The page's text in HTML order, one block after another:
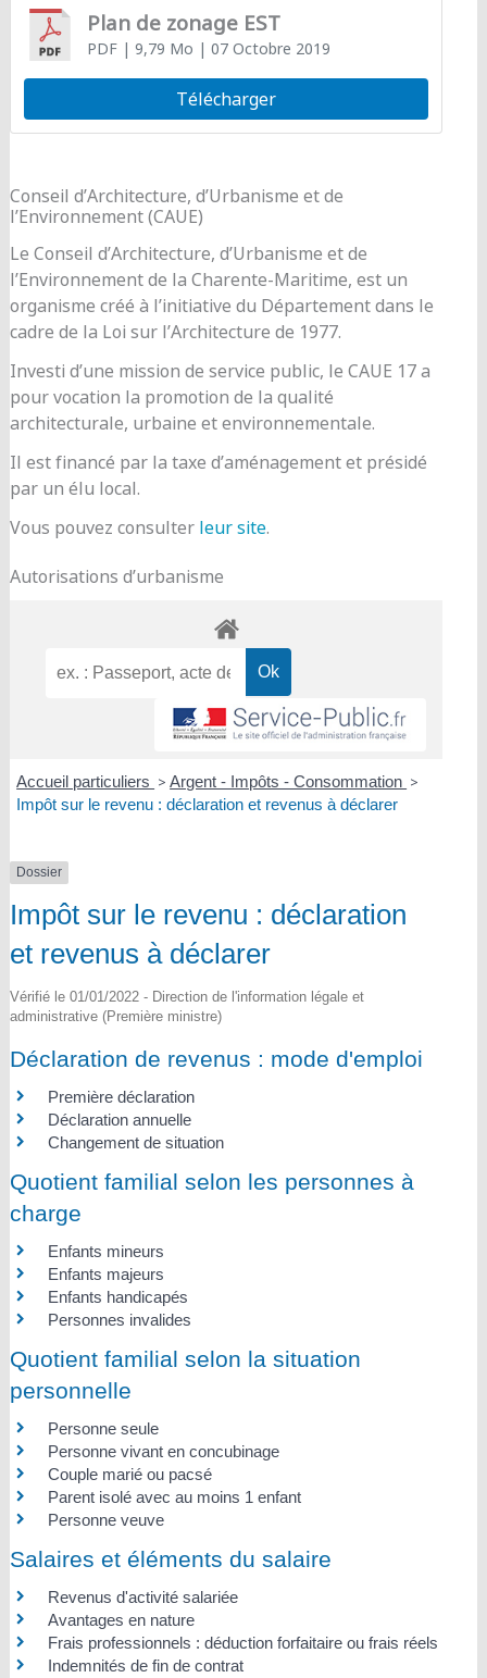
Plan de zonage EST
PDF| 9,79 Mo | 07 Octobre 2019
Télécharger
Conseil d’Architecture, d’Urbanisme et de
l’Environnement (CAUE)
Le Conseil d’Architecture, d’Urbanisme et de
l’Environnement de la Charente-Maritime, est un
organisme créé à l’initiative du Département dans le
cadre de la Loi sur l’Architecture de 1977.
Investi d’une mission de service public, le CAUE 17 a
pour vocation la promotion de la qualité
architecturale, urbaine et environnementale.
Il est financé par la taxe d’aménagement et présidé
par un élu local.
Vous pouvez consulter leur site.
Autorisations d’urbanisme
Accueil particuliers > Argent - Impôts - Consommation >
Impôt sur le revenu : déclaration et revenus à déclarer
Dossier
Impôt sur le revenu : déclaration
et revenus à déclarer
Vérifié le 01/01/2022 - Direction de l'information légale et
administrative (Première ministre)
Déclaration de revenus : mode d'emploi
Première déclaration
Déclaration annuelle
Changement de situation
Quotient familial selon les personnes à
charge
Enfants mineurs
Enfants majeurs
Enfants handicapés
Personnes invalides
Quotient familial selon la situation
personnelle
Personne seule
Personne vivant en concubinage
Couple marié ou pacsé
Parent isolé avec au moins 1 enfant
Personne veuve
Salaires et éléments du salaire
Revenus d'activité salariée
Avantages en nature
Frais professionnels : déduction forfaitaire ou frais réels
Indemnités de fin de contrat